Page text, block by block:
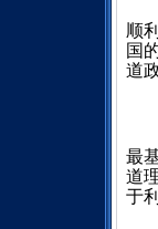
顺
国
道
最
道
于